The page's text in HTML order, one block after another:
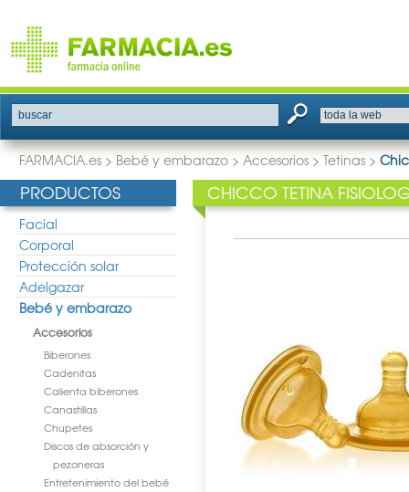
buscar
FARMACIA.es > Bebé y embarazo > Accesorios > Tetinas >
PRODUCTOS
Facial
Corporal
Protección solar
Adelgazar
Bebé y embarazo
Accesorios
Biberones
Cadenitas
Calienta biberones
Canastillas
Chupetes
Discos de absorción y
pezoneras
Entretenimiento del bebé
CHICCO TETINA